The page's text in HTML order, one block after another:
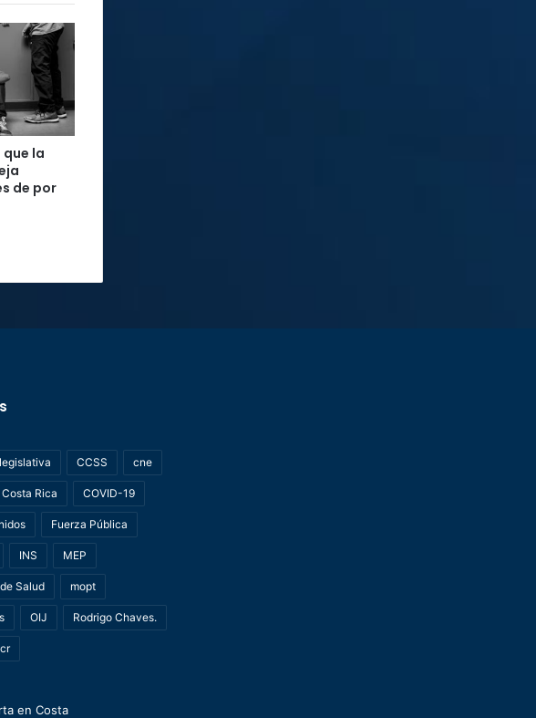
la
de por
CCSS cne
Costa Rica COVID-19
Fuerza Pública
INS MEP
Salud mopt
OIJ Rodrigo Chaves.
en Costa